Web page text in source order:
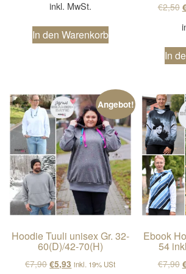
inkl. MwSt.
In den Warenkorb
€2,50
In
Angebot!
Hoodie Tuuli unisex Gr. 32-
60(D)/42-70(H)
€7,90Ursprünglicher Preis war: €7,90
€5,93 Aktueller Preis ist: €5,93.
inkl. 19% USt
Ebook
54
€7,90